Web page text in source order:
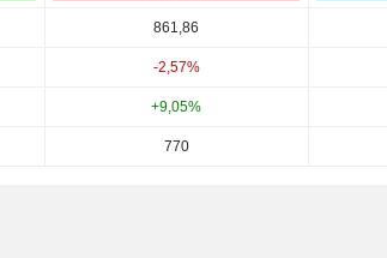
861,86
-2,57%
+9,05%
770